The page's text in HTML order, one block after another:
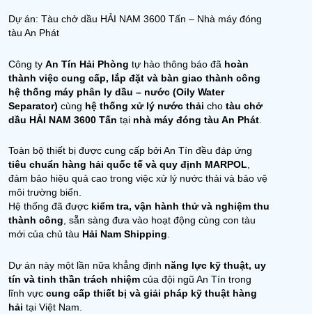
Dự án: Tàu chở dầu HẢI NAM 3600 Tấn – Nhà máy đóng
tàu An Phát
Công tyAn Tín Hải Phòng tự hào thông báo đã hoàn
thành việc cung cấp, lắp đặt và bàn giao thành công
hệ thống máy phân ly dầu – nước (Oily Water
Separator) cùng hệ thống xử lý nước thải chotàu chở
dầu HẢI NAM 3600 Tấn tại nhà máy đóng tàu An Phát
Toàn bộ thiết bị được cung cấp bởi An Tín đều đáp ứng
tiêu chuẩn hàng hải quốc tế và quy định MARPOL
đảm bảo hiệu quả cao trong việc xử lý nước thải và bảo vệ
môi trường biển.
Hệ thống đã được kiểm tra, vận hành thử và nghiệm thu
thành công , sẵn sàng đưa vào hoạt động cùng con tàu
mới của chủ tàu Hải Nam Shipping
Dự án này một lần nữa khẳng định năng lực kỹ thuật, uy
tín và tinh thần trách nhiệm của đội ngũ An Tín trong
lĩnh vựccung cấp thiết bị và giải pháp kỹ thuật hàng
hải tại Việt Nam.